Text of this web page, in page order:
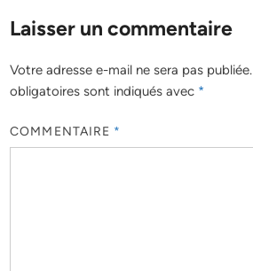
Laisser un commentaire
Votre adresse e-mail ne sera pas publiée.
obligatoires sont indiqués avec *
COMMENTAIRE *